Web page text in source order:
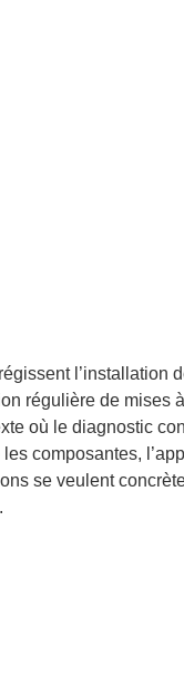
l’installation
régulière de mises
où le diagnostic
composantes,
se veulent